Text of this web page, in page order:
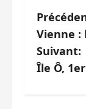
N
a
v
Vienne :
Suivant:
Île Ô,